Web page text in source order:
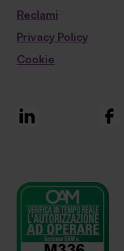
Reclami
Privacy Policy
Cookie